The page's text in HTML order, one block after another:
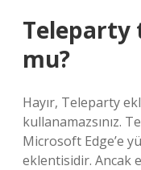
Teleparty
mu?
Hayır, Teleparty
kullanamazsınız.
Microsoft Edge’e
eklentisidir. Ancak